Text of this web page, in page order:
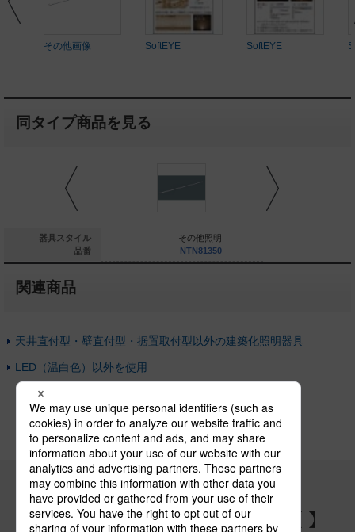
その他画像 SoftEYE SoftEYE
同タイプ商品を見る
器具スタイル
品番
その他照明
その他照明
NTN81350
関連商品
天井直付型・壁直付型・据置取付型以外の建築化照明器具
LED（温白色）以外を使用
パナソニックの電気設備 SNSアカウント